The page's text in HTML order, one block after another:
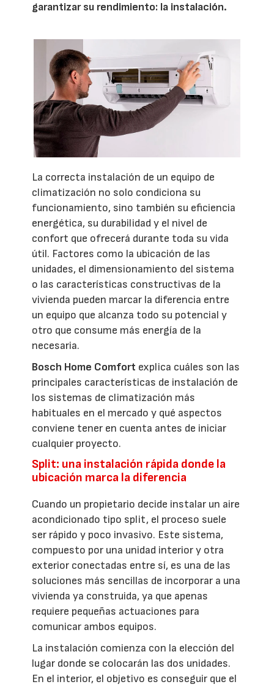
garantizar su rendimiento: la instalación.
La correcta instalación de un equipo de
climatización no solo condiciona su
funcionamiento, sino también su eficiencia
energética, su durabilidad y el nivel de
confort que ofrecerá durante toda su vida
útil. Factores como la ubicación de las
unidades, el dimensionamiento del sistema
o las características constructivas de la
vivienda pueden marcar la diferencia entre
un equipo que alcanza todo su potencial y
otro que consume más energía de la
necesaria.
Bosch Home Comfort explica cuáles son las
principales características de instalación de
los sistemas de climatización más
habituales en el mercado y qué aspectos
conviene tener en cuenta antes de iniciar
cualquier proyecto.
Split: una instalación rápida donde la
ubicación marca la diferencia
Cuando un propietario decide instalar un aire
acondicionado tipo split, el proceso suele
ser rápido y poco invasivo. Este sistema,
compuesto por una unidad interior y otra
exterior conectadas entre sí, es una de las
soluciones más sencillas de incorporar a una
vivienda ya construida, ya que apenas
requiere pequeñas actuaciones para
comunicar ambos equipos.
La instalación comienza con la elección del
lugar donde se colocarán las dos unidades.
En el interior, el objetivo es conseguir que el